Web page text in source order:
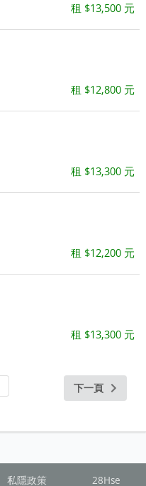
租 $13,500 元
租 $12,800 元
租 $13,300 元
租 $12,200 元
租 $13,300 元
下一頁
私隱政策 28Hse